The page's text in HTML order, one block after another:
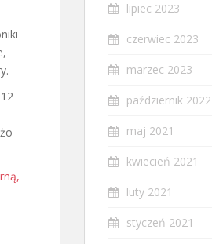
lipiec 2023
czerwiec 2023
marzec 2023
październik 2022
maj 2021
kwiecień 2021
luty 2021
styczeń 2021